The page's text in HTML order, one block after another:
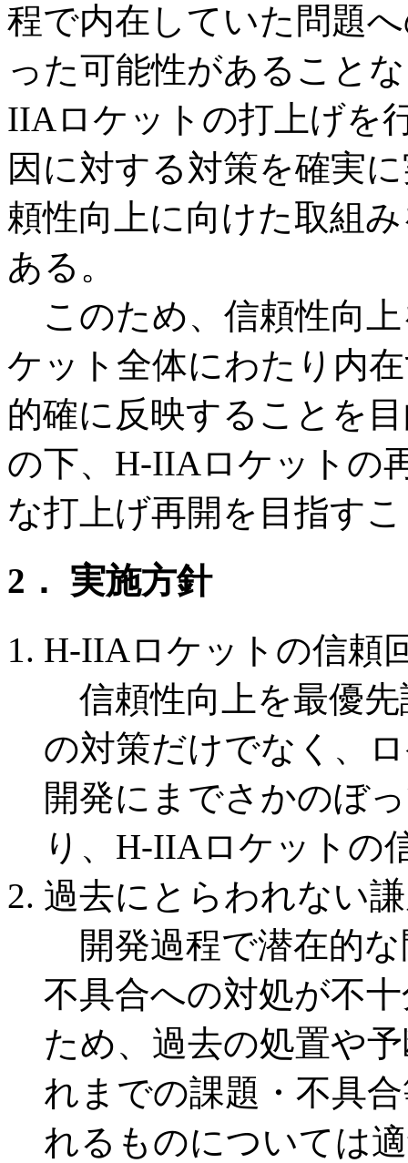
程で内在していた問題
った可能性があること
IIAロケットの打上げを
因に対する対策を確実
頼性向上に向けた取組
ある。
このため、信頼性向
ケット全体にわたり内
的確に反映することを
の下、H-IIAロケットの
な打上げ再開を目指す
2． 実施方針
H-IIAロケットの信頼
信頼性向上を最優先
の対策だけでなく、
開発にまでさかのぼ
り、H-IIAロケットの
過去にとらわれない
開発過程で潜在的な
不具合への対処が不
ため、過去の処置や
れまでの課題・不具
れるものについては